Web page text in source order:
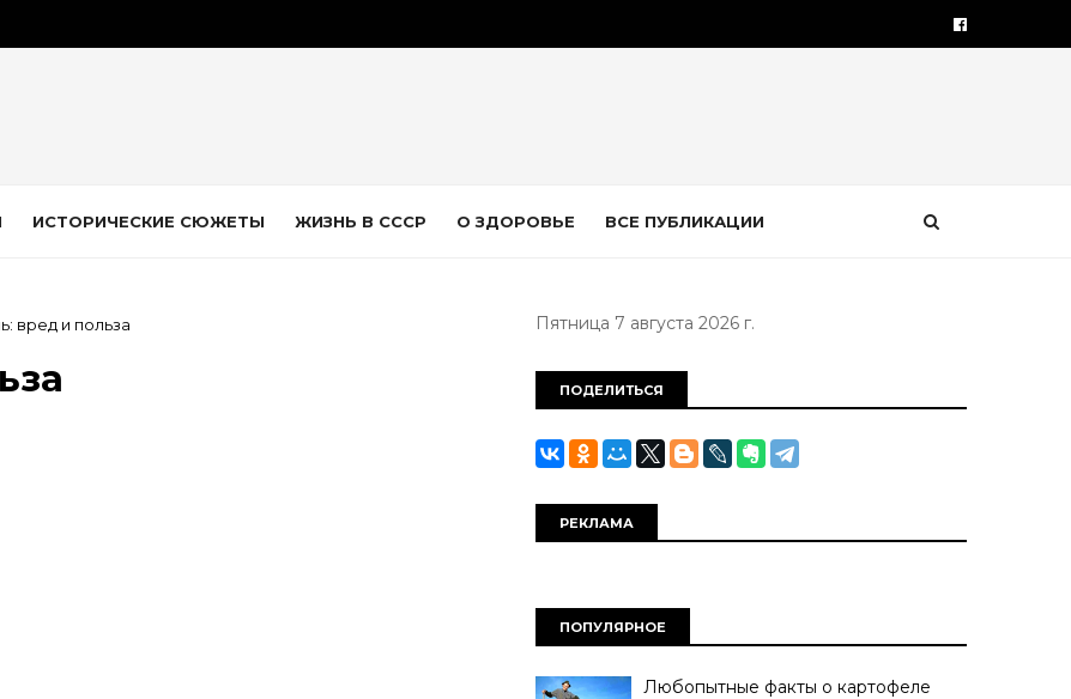
ИСТОРИЧЕСКИЕ СЮЖЕТЫ ЖИЗНЬ В СССР О ЗДОРОВЬЕ ВСЕ ПУБЛИКАЦИИ
вред и польза Пятница 7 августа 2026 г.
ПОДЕЛИТЬСЯ
РЕКЛАМА
ПОПУЛЯРНОЕ
Любопытные факты о картофеле